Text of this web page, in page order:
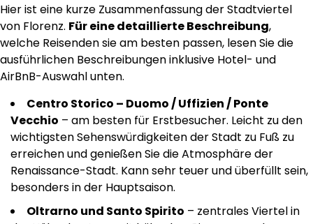
Hier ist eine kurze Zusammenfassung der Stadtviertel
von Florenz. Für eine detaillierte Beschreibung,
welche Reisenden sie am besten passen, lesen Sie die
ausführlichen Beschreibungen inklusive Hotel- und
AirBnB-Auswahl unten.
Centro Storico – Duomo / Uffizien / Ponte
Vecchio – am besten für Erstbesucher. Leicht zu den
wichtigsten Sehenswürdigkeiten der Stadt zu Fuß zu
erreichen und genießen Sie die Atmosphäre der
Renaissance-Stadt. Kann sehr teuer und überfüllt sein,
besonders in der Hauptsaison.
Oltrarno und Santo Spirito – zentrales Viertel in